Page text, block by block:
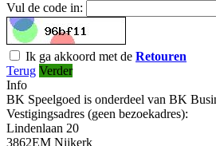
Vul de code in:
Ik ga akkoord met de Retouren
Terug Verder
Info
BK Speelgoed is onderdeel van BK
Vestigingsadres (geen bezoekadres):
Lindenlaan 20
3862EM Nijkerk